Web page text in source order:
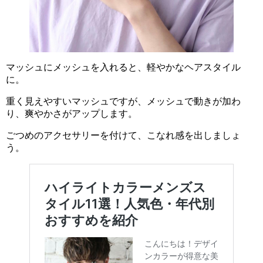
マッシュにメッシュを入れると、軽やかなヘアスタイル
に。
重く見えやすいマッシュですが、メッシュで動きが加わ
り、爽やかさがアップします。
ごつめのアクセサリーを付けて、こなれ感を出しましょ
う。